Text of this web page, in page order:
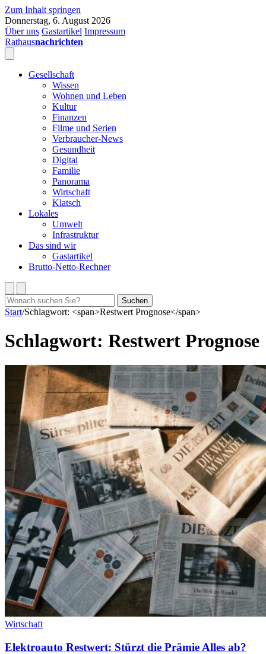
Zum Inhalt springen
Donnerstag, 6. August 2026
Über uns Gastartikel Impressum
Rathausnachrichten
Gesellschaft
Wissen
Wohnen und Leben
Kultur
Finanzen
Filme und Serien
Verbraucher-News
Gesundheit
Digital
Familie
Panorama
Wirtschaft
Klatsch
Lokales
Umwelt
Infrastruktur
Das sind wir
Gastartikel
Brutto-Netto-Rechner
Suchen
nach:
Suchen
Start/Schlagwort: <span>Restwert Prognose</span>
Schlagwort: Restwert Prognose
Wirtschaft
Elektroauto Restwert: Stürzt die Prämie Alles ab?